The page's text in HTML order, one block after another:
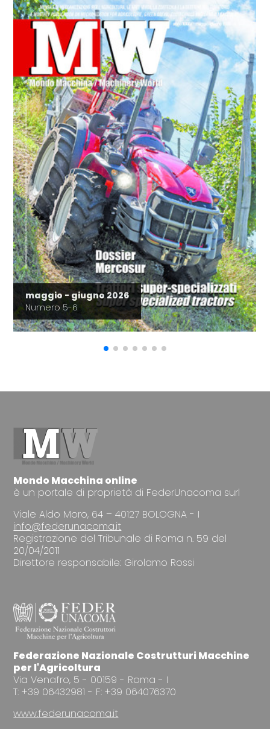
maggio - giugno 2026
Numero 5-6
Mondo Macchina online
è un portale di proprietà di FederUnacoma surl
Viale Aldo Moro, 64 – 40127 BOLOGNA - I
info@federunacoma.it
Registrazione del Tribunale di Roma n. 59 del
20/04/2011
Direttore responsabile: Girolamo Rossi
Federazione Nazionale Costrutturi Macchine
per l'Agricoltura
Via Venafro, 5 - 00159 - Roma - I
T: +39 06432981 - F: +39 064076370
www.federunacoma.it